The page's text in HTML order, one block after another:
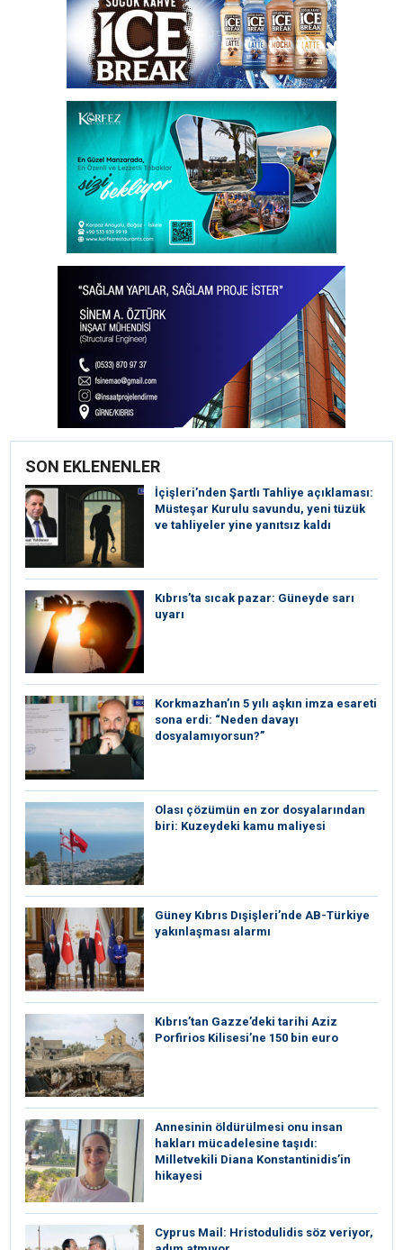
SON EKLENENLER
İçişleri’nden Şartlı Tahliye açıklaması:
Müsteşar Kurulu savundu, yeni tüzük
ve tahliyeler yine yanıtsız kaldı
Kıbrıs’ta sıcak pazar: Güneyde sarı
uyarı
Korkmazhan’ın 5 yılı aşkın imza esareti
sona erdi: “Neden davayı
dosyalamıyorsun?”
Olası çözümün en zor dosyalarından
biri: Kuzeydeki kamu maliyesi
Güney Kıbrıs Dışişleri’nde AB-Türkiye
yakınlaşması alarmı
Kıbrıs’tan Gazze’deki tarihi Aziz
Porfirios Kilisesi’ne 150 bin euro
Annesinin öldürülmesi onu insan
hakları mücadelesine taşıdı:
Milletvekili Diana Konstantinidis’in
hikayesi
⁠Cyprus Mail: Hristodulidis söz veriyor,